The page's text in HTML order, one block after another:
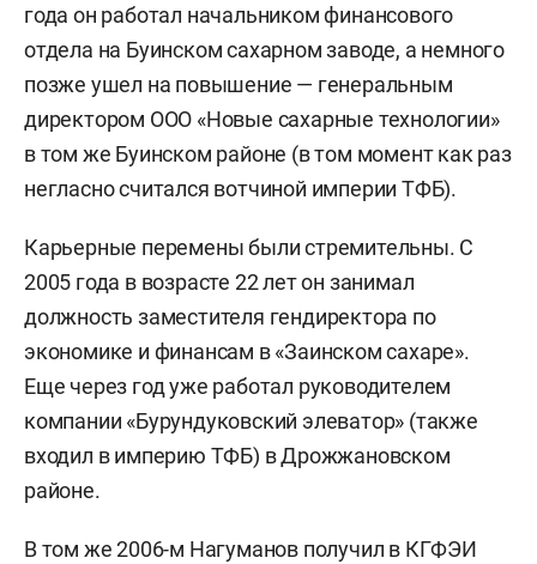
года он работал начальником финансового
отдела на Буинском сахарном заводе, а немного
позже ушел на повышение — генеральным
директором ООО «Новые сахарные технологии»
в том же Буинском районе (в том момент как раз
негласно считался вотчиной империи ТФБ).
Карьерные перемены были стремительны. С
2005 года в возрасте 22 лет он занимал
должность заместителя гендиректора по
экономике и финансам в «Заинском сахаре».
Еще через год уже работал руководителем
компании «Бурундуковский элеватор» (также
входил в империю ТФБ) в Дрожжановском
районе.
В том же 2006-м Нагуманов получил в КГФЭИ